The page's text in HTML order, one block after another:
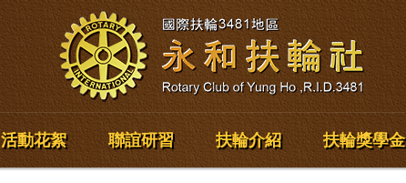
活動花絮 聯誼研習 扶輪介紹 扶輪獎學金